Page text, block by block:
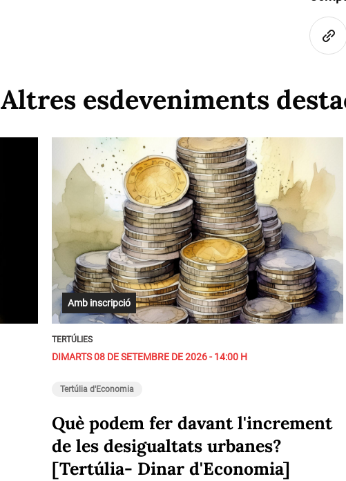
Altres esdeveniments
Amb inscripció
TERTÚLIES
DIMARTS 08 DE SETEMBRE DE 2026 - 14:00 H
Tertúlia d'Economia
Què podem fer davant l'increment
de les desigualtats urbanes?
[Tertúlia- Dinar d'Economia]